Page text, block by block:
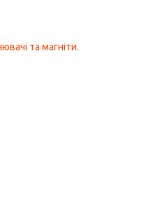
та магніти.